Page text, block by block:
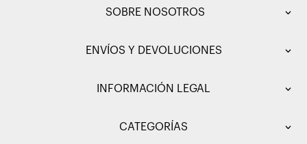
SOBRE NOSOTROS
ENVÍOS Y DEVOLUCIONES
INFORMACIÓN LEGAL
CATEGORÍAS